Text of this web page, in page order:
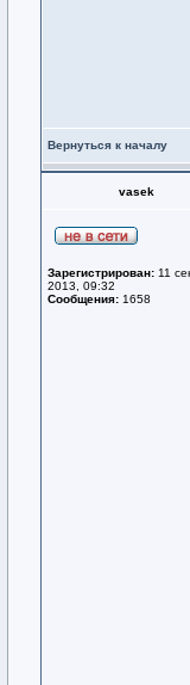
Вернуться к началу
vasek
Зарегистрирован: 11
2013, 09:32
Сообщения: 1658